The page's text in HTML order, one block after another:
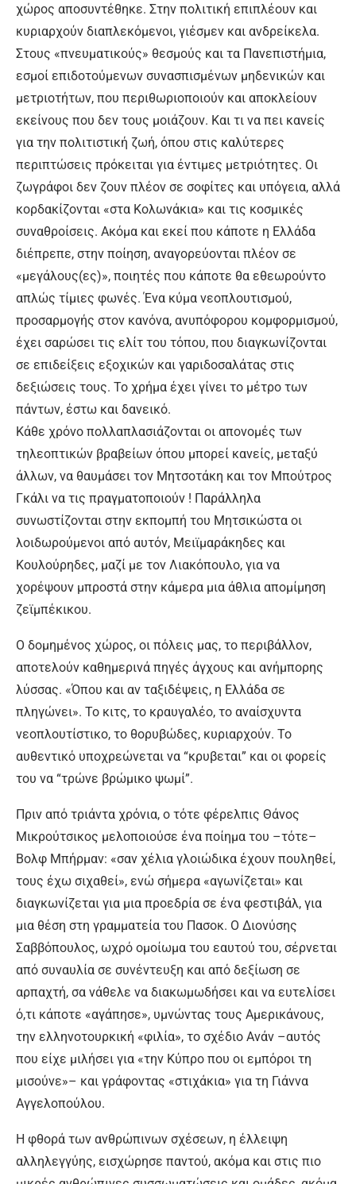
χώρος αποσυντέθηκε. Στην πολιτική επιπλέουν και
κυριαρχούν διαπλεκόμενοι, γιέσμεν και ανδρείκελα.
Στους «πνευματικούς» θεσμούς και τα Πανεπιστήμια,
εσμοί επιδοτούμενων συνασπισμένων μηδενικών και
μετριοτήτων, που περιθωριοποιούν και αποκλείουν
εκείνους που δεν τους μοιάζουν. Και τι να πει κανείς
για την πολιτιστική ζωή, όπου στις καλύτερες
περιπτώσεις πρόκειται για έντιμες μετριότητες. Οι
ζωγράφοι δεν ζουν πλέον σε σοφίτες και υπόγεια, αλλά
κορδακίζονται «στα Κολωνάκια» και τις κοσμικές
συναθροίσεις. Ακόμα και εκεί που κάποτε η Ελλάδα
διέπρεπε, στην ποίηση, αναγορεύονται πλέον σε
«μεγάλους(ες)», ποιητές που κάποτε θα εθεωρούντο
απλώς τίμιες φωνές. Ένα κύμα νεοπλουτισμού,
προσαρμογής στον κανόνα, ανυπόφορου κομφορμισμού,
έχει σαρώσει τις ελίτ του τόπου, που διαγκωνίζονται
σε επιδείξεις εξοχικών και γαριδοσαλάτας στις
δεξιώσεις τους. Το χρήμα έχει γίνει το μέτρο των
πάντων, έστω και δανεικό.
Κάθε χρόνο πολλαπλασιάζονται οι απονομές των
τηλεοπτικών βραβείων όπου μπορεί κανείς, μεταξύ
άλλων, να θαυμάσει τον Μητσοτάκη και τον Μπούτρος
Γκάλι να τις πραγματοποιούν ! Παράλληλα
συνωστίζονται στην εκπομπή του Μητσικώστα οι
λοιδωρούμενοι από αυτόν, Μειϊμαράκηδες και
Κουλούρηδες, μαζί με τον Λιακόπουλο, για να
χορέψουν μπροστά στην κάμερα μια άθλια απομίμηση
ζεϊμπέκικου.
Ο δομημένος χώρος, οι πόλεις μας, το περιβάλλον,
αποτελούν καθημερινά πηγές άγχους και ανήμπορης
λύσσας. «Όπου και αν ταξιδέψεις, η Ελλάδα σε
πληγώνει». Το κιτς, το κραυγαλέο, το αναίσχυντα
νεοπλουτίστικο, το θορυβώδες, κυριαρχούν. Το
αυθεντικό υποχρεώνεται να “κρυβεται” και οι φορείς
του να “τρώνε βρώμικο ψωμί”.
Πριν από τριάντα χρόνια, ο τότε φέρελπις Θάνος
Μικρούτσικος μελοποιούσε ένα ποίημα του –τότε–
Βολφ Μπήρμαν: «σαν χέλια γλοιώδικα έχουν πουληθεί,
τους έχω σιχαθεί», ενώ σήμερα «αγωνίζεται» και
διαγκωνίζεται για μια προεδρία σε ένα φεστιβάλ, για
μια θέση στη γραμματεία του Πασοκ. Ο Διονύσης
Σαββόπουλος, ωχρό ομοίωμα του εαυτού του, σέρνεται
από συναυλία σε συνέντευξη και από δεξίωση σε
αρπαχτή, σα νάθελε να διακωμωδήσει και να ευτελίσει
ό,τι κάποτε «αγάπησε», υμνώντας τους Αμερικάνους,
την ελληνοτουρκική «φιλία», το σχέδιο Ανάν –αυτός
που είχε μιλήσει για «την Κύπρο που οι εμπόροι τη
μισούνε»– και γράφοντας «στιχάκια» για τη Γιάννα
Αγγελοπούλου.
Η φθορά των ανθρώπινων σχέσεων, η έλλειψη
αλληλεγγύης, εισχώρησε παντού, ακόμα και στις πιο